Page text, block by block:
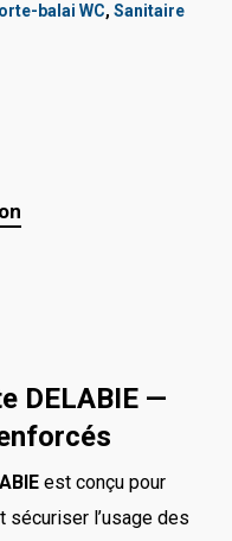
balai WC, Sanitaire
DELABIE —
est conçu pour
sécuriser l’usage des